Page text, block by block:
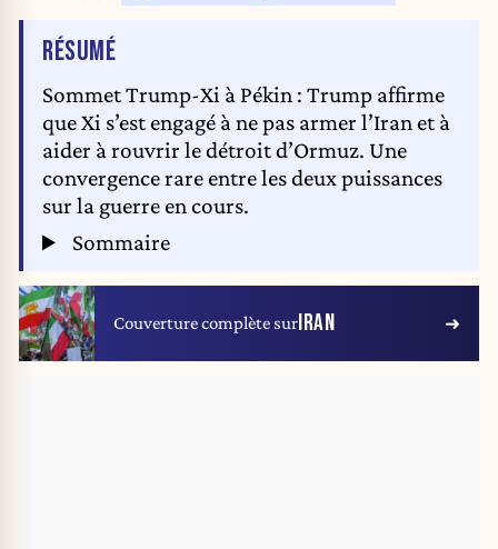
RÉSUMÉDE L'ARTICLE
Sommet Trump-Xi à Pékin : Trump affirme
que Xi s’est engagé à ne pas armer l’Iran et à
aider à rouvrir le détroit d’Ormuz. Une
convergence rare entre les deux puissances
sur la guerre en cours.
Sommaire
Couverture complète surIRAN